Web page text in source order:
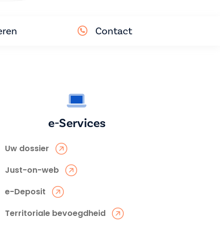
Contact
e-Services
Uw dossier
Just-on-web
e-Deposit
Territoriale bevoegdheid